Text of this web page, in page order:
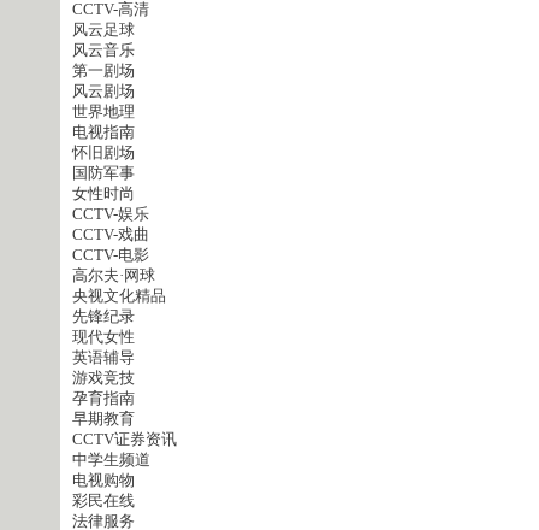
CCTV-高清
风云足球
风云音乐
第一剧场
风云剧场
世界地理
电视指南
怀旧剧场
国防军事
女性时尚
CCTV-娱乐
CCTV-戏曲
CCTV-电影
高尔夫·网球
央视文化精品
先锋纪录
现代女性
英语辅导
游戏竞技
孕育指南
早期教育
CCTV证券资讯
中学生频道
电视购物
彩民在线
法律服务